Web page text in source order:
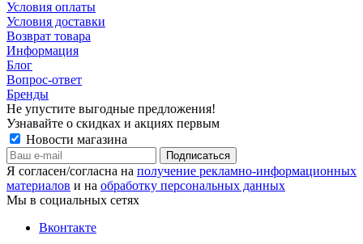
Условия оплаты
Условия доставки
Возврат товара
Информация
Блог
Вопрос-ответ
Бренды
Не упустите выгодные предложения!
Узнавайте о скидках и акциях первым
Новости магазина
Я согласен/согласна на получение рекламно-информационных
материалов и на обработку персональных данных
Мы в социальных сетях
Вконтакте